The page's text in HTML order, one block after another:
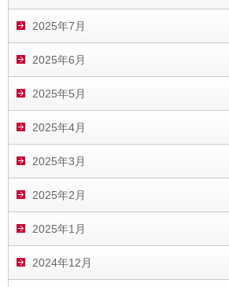
2025年7月
2025年6月
2025年5月
2025年4月
2025年3月
2025年2月
2025年1月
2024年12月